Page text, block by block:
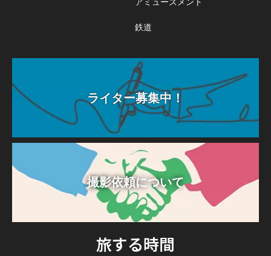
アミューズメント
鉄道
ライター募集中！
撮影依頼について
旅する時間